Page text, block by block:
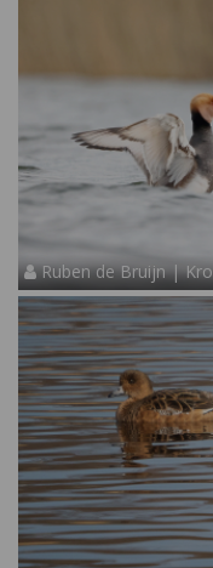
Ruben de Bruijn |